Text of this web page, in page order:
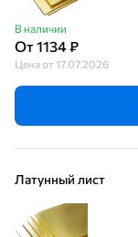
В наличии
От 1134 ₽
Цена от 17.07.2026
Латунный лист